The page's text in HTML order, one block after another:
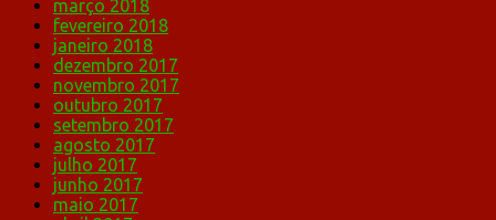
março 2018
fevereiro 2018
janeiro 2018
dezembro 2017
novembro 2017
outubro 2017
setembro 2017
agosto 2017
julho 2017
junho 2017
maio 2017